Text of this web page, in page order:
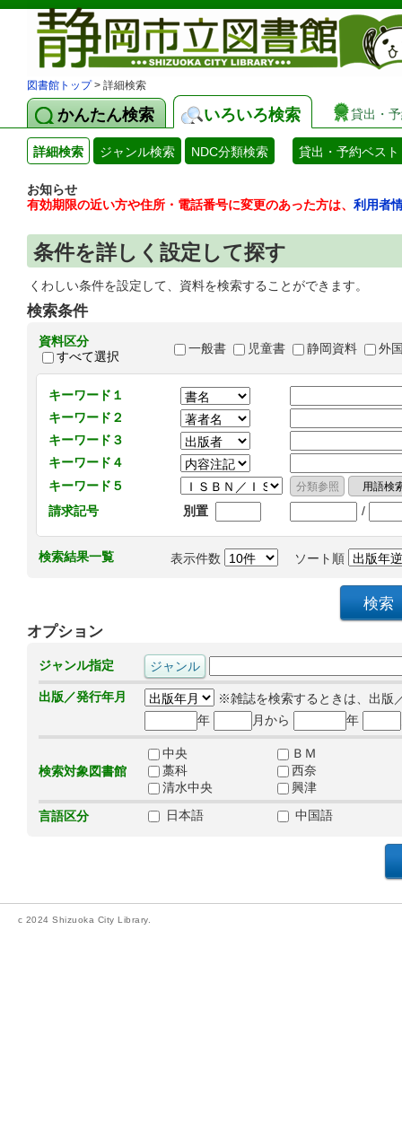
図書館トップ> 詳細検索
かんたん検索 いろいろ検索 貸出・
詳細検索 ジャンル検索 NDC分類検索 貸出・予約ベスト
お知らせ
有効期限の近い方や住所・電話番号に変更のあった方は、 利用者
条件を詳しく設定して探す
くわしい条件を設定して、資料を検索することができます。
検索条件
資料区分
すべて選択
一般書 児童書 静岡資料 外
キーワード１
キーワード２
キーワード３
キーワード４
キーワード５
請求記号
別置 /
検索結果一覧 表示件数 ソート順
オプション
ジャンル指定
出版／発行年月
※雑誌を検索するときは、出版
年
月から 年
検索対象図書館
中央
ＢＭ
藁科
西奈
清水中央
興津
言語区分
日本語 中国語
c 2024 Shizuoka City Library.